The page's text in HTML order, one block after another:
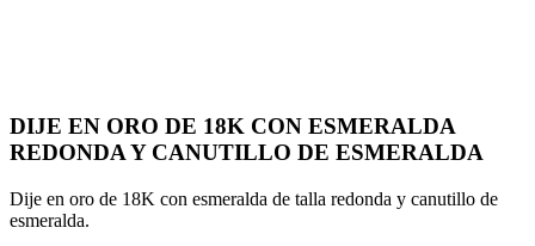
DIJE EN ORO DE 18K CON ESMERALDA
REDONDA Y CANUTILLO DE ESMERALDA
Dije en oro de 18K con esmeralda de talla redonda y canutillo de
esmeralda.